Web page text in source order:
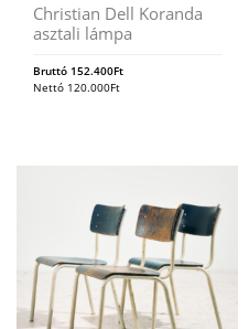
Christian Dell Koranda
asztali lámpa
Bruttó 152.400Ft
Nettó 120.000Ft